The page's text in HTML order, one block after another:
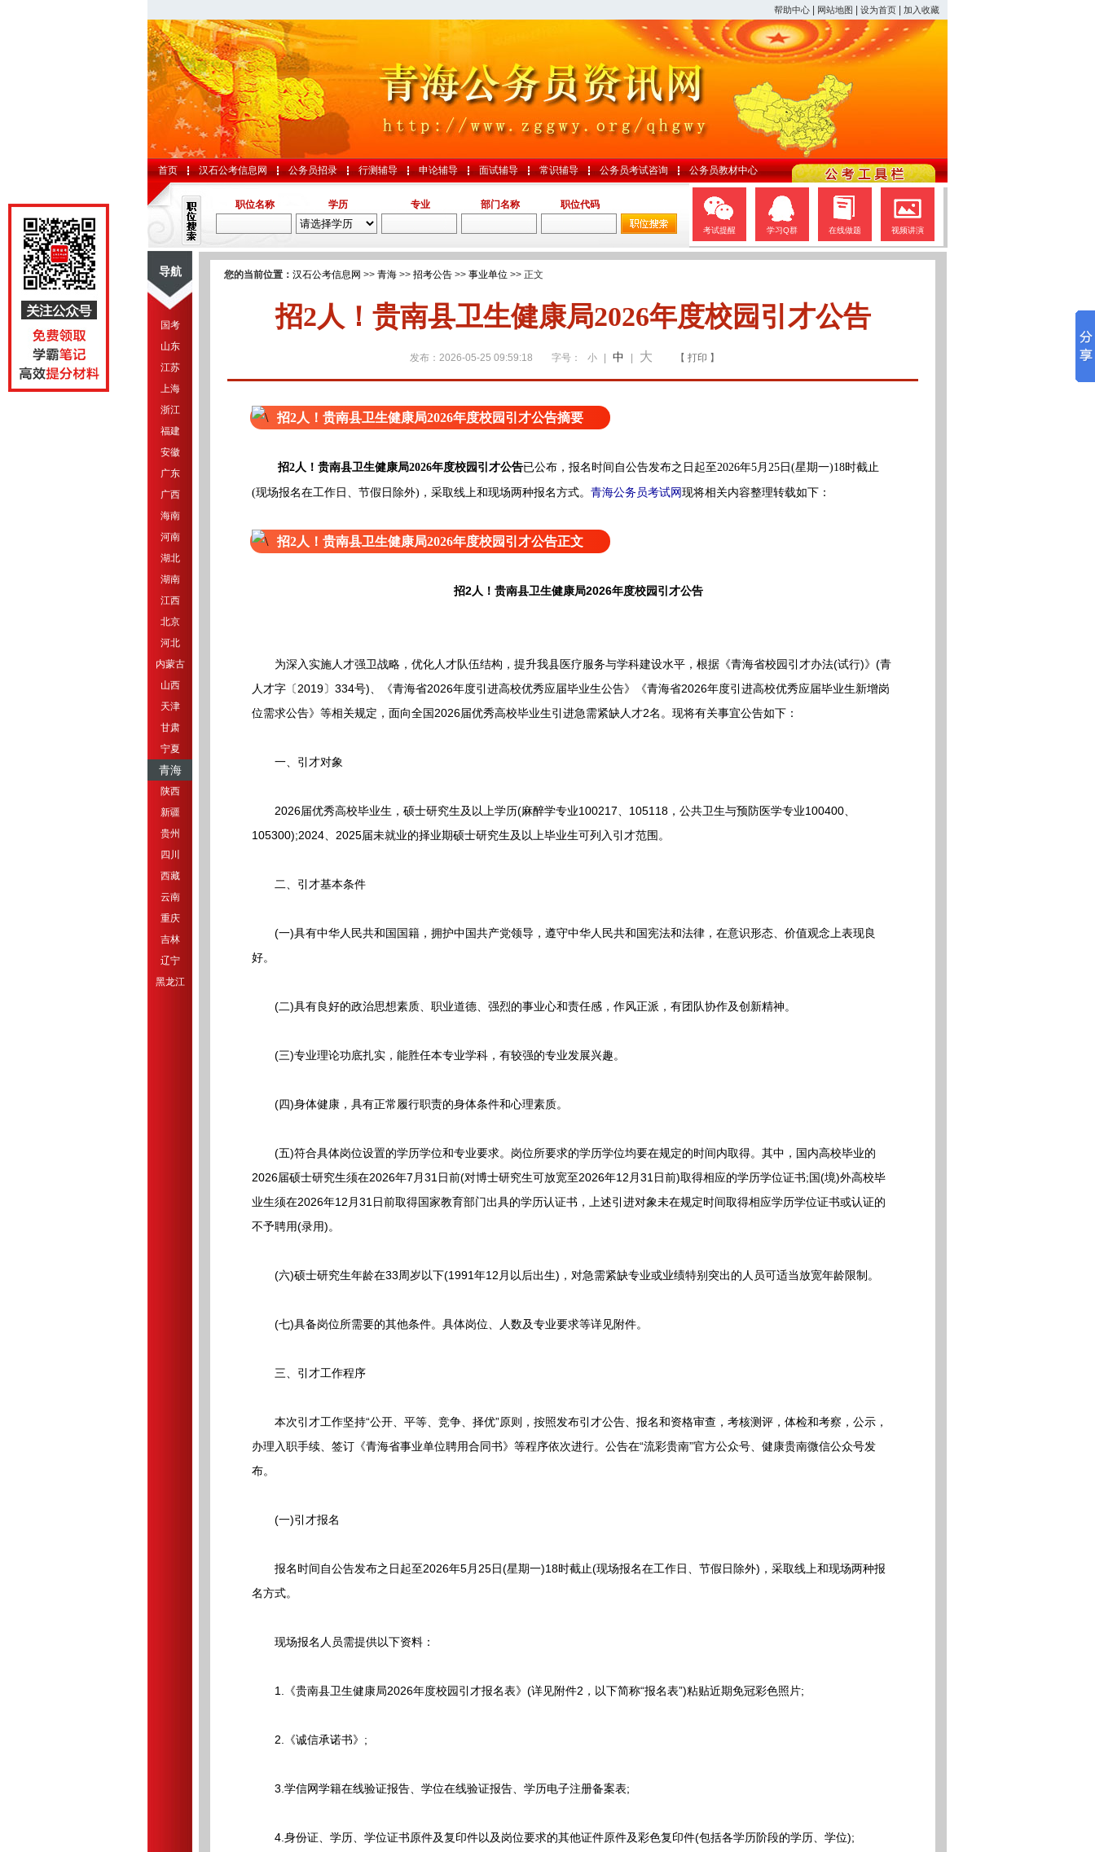
帮助中心 网站地图 设为首页 加入收藏
首页 汉石公考信息网 公务员招录 行测辅导 申论辅导 面试辅导 常识辅导 公务员考试咨询 公务员教材中心
职位名称 学历 专业 部门名称 职位代码
考试提醒 学习Q群 在线做题 视频讲演
导航
国考
山东
江苏
上海
浙江
福建
安徽
广东
广西
海南
河南
湖北
湖南
江西
北京
河北
内蒙古
山西
天津
甘肃
宁夏
青海
陕西
新疆
贵州
四川
西藏
云南
重庆
吉林
辽宁
黑龙江
您的当前位置： 汉石公考信息网 >> 青海 >> 招考公告 >> 事业单位 >> 正文
招2人！贵南县卫生健康局2026年度校园引才公告
发布：2026-05-25 09:59:18 字号： 小 中 大 【 打印 】
招2人！贵南县卫生健康局2026年度校园引才公告摘要
招2人！贵南县卫生健康局2026年度校园引才公告已公布，报名时间自公告发布之日起至2026年5月25日(星期一)18时截止
(现场报名在工作日、节假日除外)，采取线上和现场两种报名方式。 青海公务员考试网现将相关内容整理转载如下：
招2人！贵南县卫生健康局2026年度校园引才公告正文
招2人！贵南县卫生健康局2026年度校园引才公告
为深入实施人才强卫战略，优化人才队伍结构，提升我县医疗服务与学科建设水平，根据《青海省校园引才办法(试行)》(青
人才字〔2019〕334号)、《青海省2026年度引进高校优秀应届毕业生公告》《青海省2026年度引进高校优秀应届毕业生新增岗
位需求公告》等相关规定，面向全国2026届优秀高校毕业生引进急需紧缺人才2名。现将有关事宜公告如下：
一、引才对象
2026届优秀高校毕业生，硕士研究生及以上学历(麻醉学专业100217、105118，公共卫生与预防医学专业100400、
105300);2024、2025届未就业的择业期硕士研究生及以上毕业生可列入引才范围。
二、引才基本条件
(一)具有中华人民共和国国籍，拥护中国共产党领导，遵守中华人民共和国宪法和法律，在意识形态、价值观念上表现良
好。
(二)具有良好的政治思想素质、职业道德、强烈的事业心和责任感，作风正派，有团队协作及创新精神。
(三)专业理论功底扎实，能胜任本专业学科，有较强的专业发展兴趣。
(四)身体健康，具有正常履行职责的身体条件和心理素质。
(五)符合具体岗位设置的学历学位和专业要求。岗位所要求的学历学位均要在规定的时间内取得。其中，国内高校毕业的
2026届硕士研究生须在2026年7月31日前(对博士研究生可放宽至2026年12月31日前)取得相应的学历学位证书;国(境)外高校毕
业生须在2026年12月31日前取得国家教育部门出具的学历认证书，上述引进对象未在规定时间取得相应学历学位证书或认证的
不予聘用(录用)。
(六)硕士研究生年龄在33周岁以下(1991年12月以后出生)，对急需紧缺专业或业绩特别突出的人员可适当放宽年龄限制。
(七)具备岗位所需要的其他条件。具体岗位、人数及专业要求等详见附件。
三、引才工作程序
本次引才工作坚持“公开、平等、竞争、择优”原则，按照发布引才公告、报名和资格审查，考核测评，体检和考察，公示，
办理入职手续、签订《青海省事业单位聘用合同书》等程序依次进行。公告在“流彩贵南”官方公众号、健康贵南微信公众号发
布。
(一)引才报名
报名时间自公告发布之日起至2026年5月25日(星期一)18时截止(现场报名在工作日、节假日除外)，采取线上和现场两种报
名方式。
现场报名人员需提供以下资料：
1.《贵南县卫生健康局2026年度校园引才报名表》(详见附件2，以下简称“报名表”)粘贴近期免冠彩色照片;
2.《诚信承诺书》;
3.学信网学籍在线验证报告、学位在线验证报告、学历电子注册备案表;
4.身份证、学历、学位证书原件及复印件以及岗位要求的其他证件原件及彩色复印件(包括各学历阶段的学历、学位);